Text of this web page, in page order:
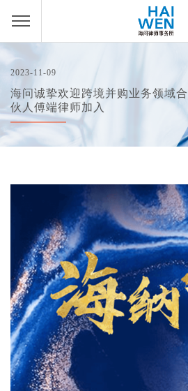
2023-11-09
海问诚挚欢迎跨境并购业务领域合
伙人傅端律师加入